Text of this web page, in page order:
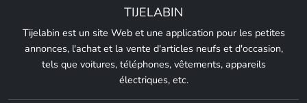
TIJELABIN
Tijelabin est un site Web et une application pour les petites
annonces, l'achat et la vente d'articles neufs et d'occasion,
tels que voitures, téléphones, vêtements, appareils
électriques, etc.